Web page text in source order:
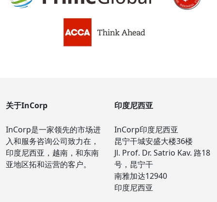
关于InCorp
InCorp是一家领先的市场进
入和服务咨询公司致力在，
印度尼西亚，越南，和东南
亚地区拓和运营的客户。
印度尼西亚
InCorp印度尼西亚
昆宁干城安盛大楼36楼
Jl. Prof. Dr. Satrio Kav. 路18
号，昆宁干
南雅加达12940
印度尼西亚